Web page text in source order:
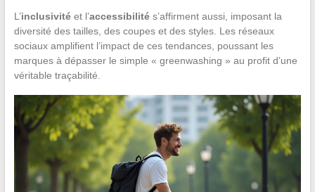
L’inclusivitéet l’accessibilités’affirment aussi, imposant la
diversité des tailles, des coupes et des styles. Les réseaux
sociaux amplifient l’impact de ces tendances, poussant les
marques à dépasser le simple « greenwashing » au profit d’une
véritable traçabilité.